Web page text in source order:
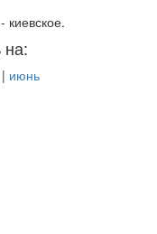
киевское.
| июнь